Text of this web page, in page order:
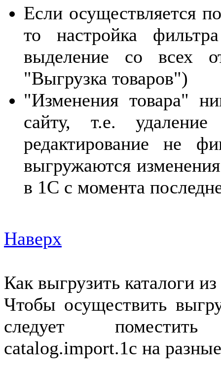
Если осуществляется
то настройка
выделение со всех
"Выгрузка товаров")
"Изменения товара"
сайту, т.е.
редактирование не
выгружаются
в 1С с момента
Наверх
Как выгрузить каталоги
Чтобы осуществить
следует
catalog.import.1c на